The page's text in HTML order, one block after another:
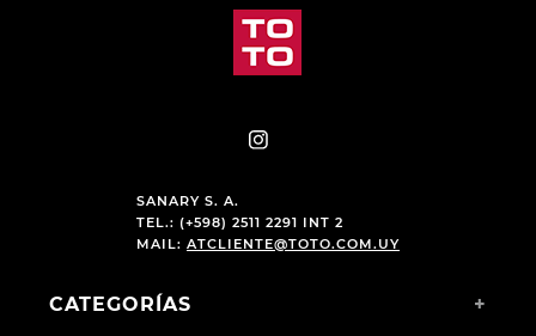
SANARY S. A.
TEL.: (+598) 2511 2291 INT 2
MAIL: ATCLIENTE@TOTO.COM.UY
CATEGORÍAS +